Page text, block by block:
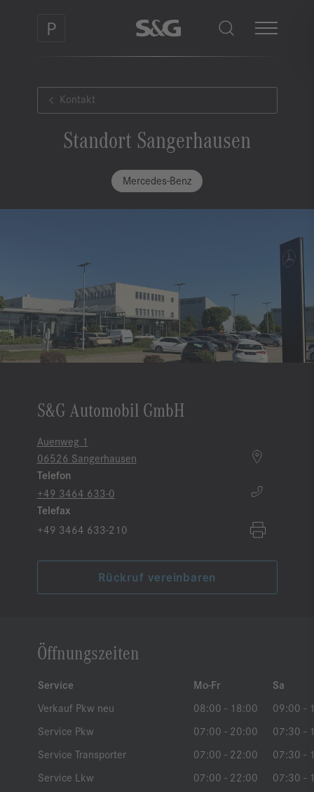
Kontakt
Standort Sangerhausen
Mercedes-Benz
S&G Automobil GmbH
Auenweg 1
06526 Sangerhausen
Telefon
+49 3464 633-0
Telefax
+49 3464 633-210
Rückruf vereinbaren
Öffnungszeiten
Service Mo-Fr
Sa
Verkauf Pkw neu
08:00 - 18:00
09:00 -
Service Pkw
07:00 - 20:00
07:30 -
Service Transporter
07:00 - 22:00
07:30 -
Service Lkw
07:00 - 22:00
07:30 -